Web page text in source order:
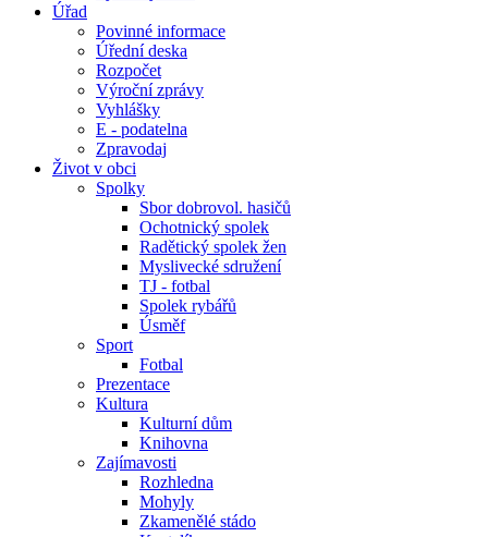
Úřad
Povinné informace
Úřední deska
Rozpočet
Výroční zprávy
Vyhlášky
E - podatelna
Zpravodaj
Život v obci
Spolky
Sbor dobrovol. hasičů
Ochotnický spolek
Radětický spolek žen
Myslivecké sdružení
TJ - fotbal
Spolek rybářů
Úsměf
Sport
Fotbal
Prezentace
Kultura
Kulturní dům
Knihovna
Zajímavosti
Rozhledna
Mohyly
Zkamenělé stádo